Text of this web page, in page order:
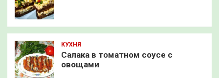
КУХНЯ
Салака в томатном соусе с
овощами